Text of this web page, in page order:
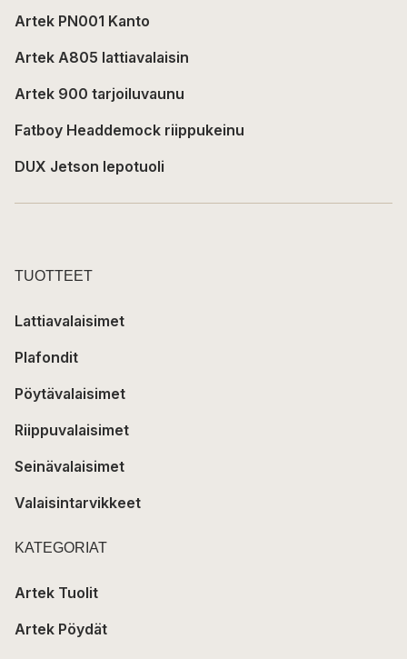
Artek PN001 Kanto
Artek A805 lattiavalaisin
Artek 900 tarjoiluvaunu
Fatboy Headdemock riippukeinu
DUX Jetson lepotuoli
TUOTTEET
Lattiavalaisimet
Plafondit
Pöytävalaisimet
Riippuvalaisimet
Seinävalaisimet
Valaisintarvikkeet
KATEGORIAT
Artek Tuolit
Artek Pöydät